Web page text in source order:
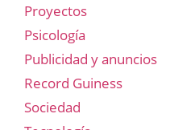
Proyectos
Psicología
Publicidad y anuncios
Record Guiness
Sociedad